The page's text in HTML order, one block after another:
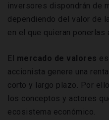
inversores dispondrán de
dependiendo del valor de
en el que quieran ponerlas
El mercado de valores
accionista genere una
corto y largo plazo. Por
los conceptos y actores
ecosistema económico.